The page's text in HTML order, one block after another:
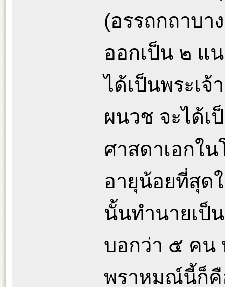
(อรรถกถาบา
ออกเป็น ๒ แ
ได้เป็นพระเจ้
ผนวช จะได้เ
ศาสดาเอก
อายุน้อยที่สุ
นั้นทำนายเป็
บอกว่า ๕ คน
พราหมณ์นี้ก็คื